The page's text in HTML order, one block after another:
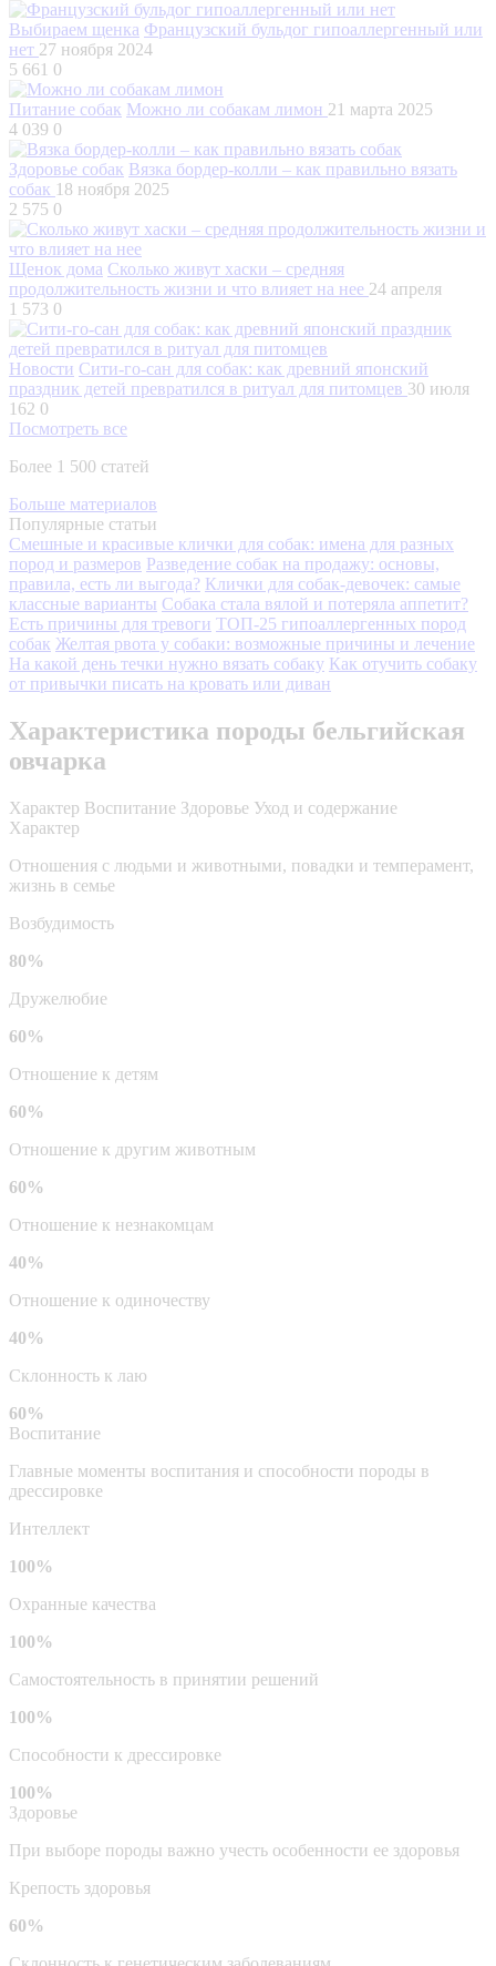
Выбираем щенка Французский бульдог гипоаллергенный или
нет 27 ноября 2024
5 661 0
Питание собак Можно ли собакам лимон 21 марта 2025
4 039 0
Здоровье собак Вязка бордер-колли – как правильно вязать
собак 18 ноября 2025
2 575 0
Щенок дома Сколько живут хаски – средняя
продолжительность жизни и что влияет на нее 24 апреля
1 573 0
Новости Сити-го-сан для собак: как древний японский
праздник детей превратился в ритуал для питомцев 30 июля
162 0
Посмотреть все
Более 1 500 статей
Больше материалов
Популярные статьи
Смешные и красивые клички для собак: имена для разных
пород и размеров Разведение собак на продажу: основы,
правила, есть ли выгода? Клички для собак-девочек: самые
классные варианты Собака стала вялой и потеряла аппетит?
Есть причины для тревоги ТОП-25 гипоаллергенных пород
собак Желтая рвота у собаки: возможные причины и лечение
На какой день течки нужно вязать собаку Как отучить собаку
от привычки писать на кровать или диван
Характеристика породы бельгийская
овчарка
Характер Воспитание Здоровье Уход и содержание
Характер
Отношения с людьми и животными, повадки и темперамент,
жизнь в семье
Возбудимость
80%
Дружелюбие
60%
Отношение к детям
60%
Отношение к другим животным
60%
Отношение к незнакомцам
40%
Отношение к одиночеству
40%
Склонность к лаю
60%
Воспитание
Главные моменты воспитания и способности породы в
дрессировке
Интеллект
100%
Охранные качества
100%
Самостоятельность в принятии решений
100%
Способности к дрессировке
100%
Здоровье
При выборе породы важно учесть особенности ее здоровья
Крепость здоровья
60%